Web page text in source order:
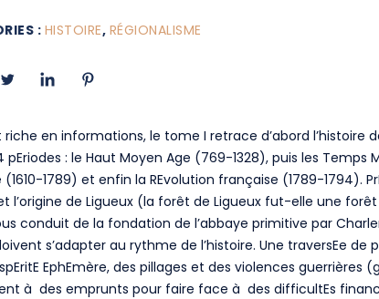
:HISTOIRE, RÉGIONALISME
riche en informations, le tome I retrace d’abord l’histoire
pEriodes : le Haut Moyen Age (769-1328), puis les Temps
1789) et enfin la REvolution française (1789-1794).
l’origine de Ligueux (la forêt de Ligueux fut-elle une
conduit de la fondation de l’abbaye primitive par
s’adapter au rythme de l’histoire. Une traversEe de
EphEmère, des pillages et des violences guerrières
à des emprunts pour faire face à des difficultEs